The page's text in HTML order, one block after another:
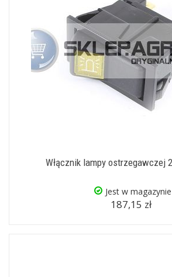
Włącznik lampy ostrzegawczej
Jest w magazynie
187,15 zł